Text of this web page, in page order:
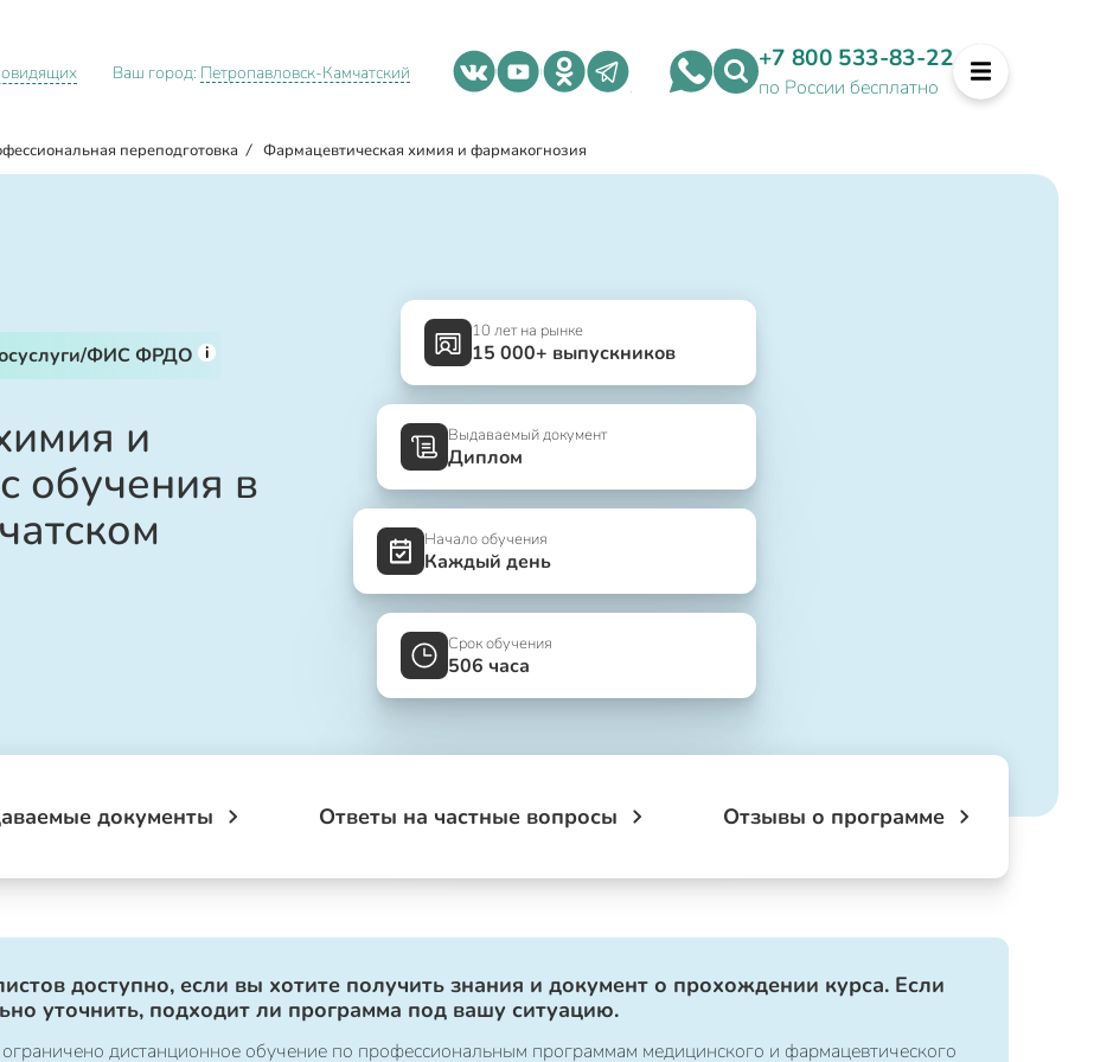
Ваш город: Петропавловск-Камчатский +7 800 533-83-22
по России бесплатно
переподготовка / Фармацевтическая химия и фармакогнозия
ФИС ФРДО i
и
обучения в
10 лет на рынке
15 000+ выпускников
Выдаваемый документ
Диплом
Начало обучения
Каждый день
Срок обучения
506 часа
документы Ответы на частные вопросы Отзывы о программе
доступно, если вы хотите получить знания и документ о прохождении курса. Если
уточнить, подходит ли программа под вашу ситуацию.
дистанционное обучение по профессиональным программам медицинского и фармацевтического